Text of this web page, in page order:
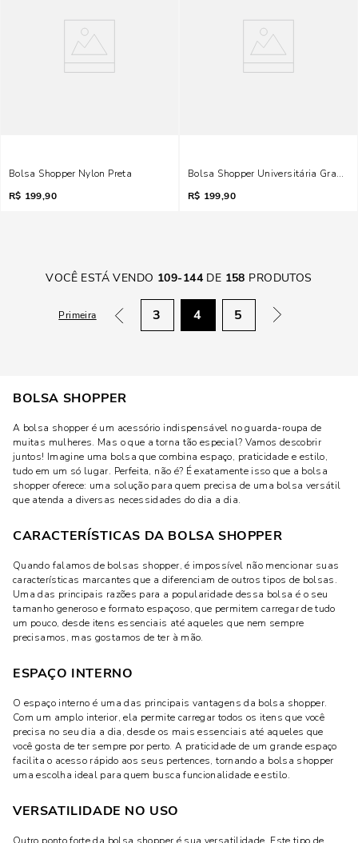
Bolsa Shopper Nylon Preta
R$ 199,90
Bolsa Shopper Universitária Grande
R$ 199,90
VOCÊ ESTÁ VENDO 109-144 DE 158 PRODUTOS
Primeira 3 4 5
BOLSA SHOPPER
A bolsa shopper é um acessório indispensável no guarda-roupa de
muitas mulheres. Mas o que a torna tão especial? Vamos descobrir
juntos! Imagine uma bolsa que combina espaço, praticidade e estilo,
tudo em um só lugar. Perfeita, não é? É exatamente isso que a bolsa
shopper oferece: uma solução para quem precisa de uma bolsa versátil
que atenda a diversas necessidades do dia a dia.
CARACTERÍSTICAS DA BOLSA SHOPPER
Quando falamos de bolsas shopper, é impossível não mencionar suas
características marcantes que a diferenciam de outros tipos de bolsas.
Uma das principais razões para a popularidade dessa bolsa é o seu
tamanho generoso e formato espaçoso, que permitem carregar de tudo
um pouco, desde itens essenciais até aqueles que nem sempre
precisamos, mas gostamos de ter à mão.
ESPAÇO INTERNO
O espaço interno é uma das principais vantagens da bolsa shopper.
Com um amplo interior, ela permite carregar todos os itens que você
precisa no seu dia a dia, desde os mais essenciais até aqueles que
você gosta de ter sempre por perto. A praticidade de um grande espaço
facilita o acesso rápido aos seus pertences, tornando a bolsa shopper
uma escolha ideal para quem busca funcionalidade e estilo.
VERSATILIDADE NO USO